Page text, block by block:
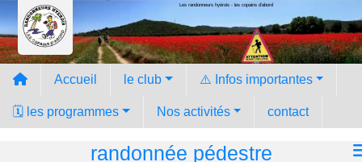
Les randonneurs hyèrois - les copains d'abord
Accueil le club ⚠️ Infos importantes
🗓️ les programmes Nos activités contact
randonnée pédestre
Panneau de gestion des cookies